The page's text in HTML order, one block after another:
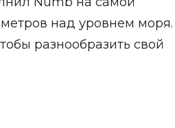
над уровнем моря.
разнообразить свой